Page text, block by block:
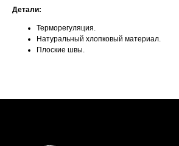
Детали:
Терморегуляция.
Натуральный хлопковый материал.
Плоские швы.